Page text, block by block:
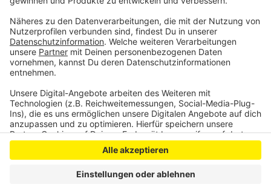
Anzeige